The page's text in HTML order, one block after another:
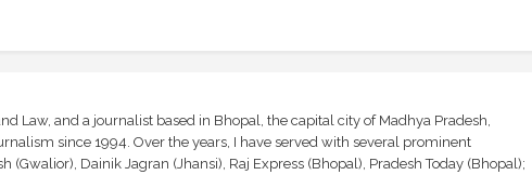
Law, and a journalist based in Bhopal, the capital city of Madhya Pradesh,
since 1994. Over the years, I have served with several prominent
(Gwalior), Dainik Jagran (Jhansi), Raj Express (Bhopal), Pradesh Today (Bhopal);